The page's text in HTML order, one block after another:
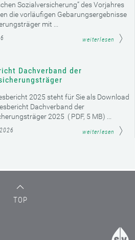
Sozialversicherung“ des Vorjahres
die vorläufigen Gebarungsergebnisse
mit ...
weiterlesen
Dachverband der
2025 steht für Sie als Download
Dachverband der
2025 ( PDF, 5 MB) ...
weiterlesen
TOP